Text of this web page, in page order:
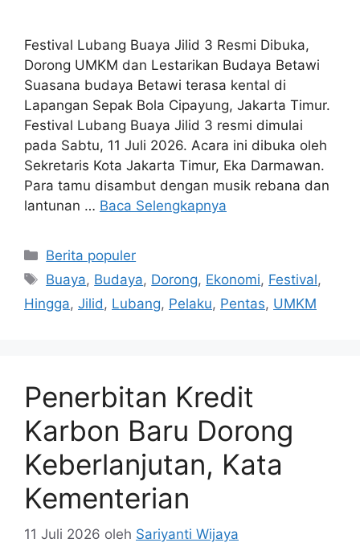
Festival Lubang Buaya Jilid 3 Resmi Dibuka,
Dorong UMKM dan Lestarikan Budaya Betawi
Suasana budaya Betawi terasa kental di
Lapangan Sepak Bola Cipayung, Jakarta Timur.
Festival Lubang Buaya Jilid 3 resmi dimulai
pada Sabtu, 11 Juli 2026. Acara ini dibuka oleh
Sekretaris Kota Jakarta Timur, Eka Darmawan.
Para tamu disambut dengan musik rebana dan
lantunan … Baca Selengkapnya
Kategori
Berita populer
Tag
Buaya, Budaya, Dorong, Ekonomi, Festival,
Hingga, Jilid, Lubang, Pelaku, Pentas, UMKM
Penerbitan Kredit
Karbon Baru Dorong
Keberlanjutan, Kata
Kementerian
11 Juli 2026 oleh Sariyanti Wijaya